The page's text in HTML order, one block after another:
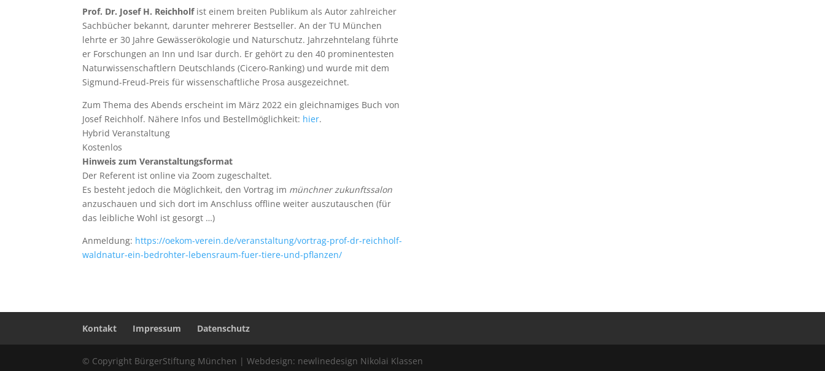
Prof. Dr. Josef H. Reichholfist einem breiten Publikum als Autor zahlreicher
Sachbücher bekannt, darunter mehrerer Bestseller. An der TU München
lehrte er 30 Jahre Gewässerökologie und Naturschutz. Jahrzehntelang führte
er Forschungen an Inn und Isar durch. Er gehört zu den 40 prominentesten
Naturwissenschaftlern Deutschlands (Cicero-Ranking) und wurde mit dem
Sigmund-Freud-Preis für wissenschaftliche Prosa ausgezeichnet.
Zum Thema des Abends erscheint im März 2022 ein gleichnamiges Buch von
Josef Reichholf. Nähere Infos und Bestellmöglichkeit: hier.
Hybrid Veranstaltung
Kostenlos
Hinweis zum Veranstaltungsformat
Der Referent ist online via Zoom zugeschaltet.
Es besteht jedoch die Möglichkeit, den Vortrag im münchner zukunftssalon
anzuschauen und sich dort im Anschluss offline weiter auszutauschen (für
das leibliche Wohl ist gesorgt …)
Anmeldung: https://oekom-verein.de/veranstaltung/vortrag-prof-dr-reichholf-
waldnatur-ein-bedrohter-lebensraum-fuer-tiere-und-pflanzen/
Kontakt Impressum Datenschutz
© Copyright BürgerStiftung München | Webdesign: newlinedesign Nikolai Klassen